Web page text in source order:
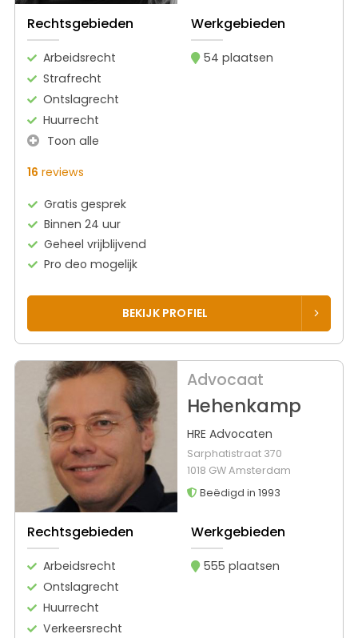
Rechtsgebieden
Arbeidsrecht
Strafrecht
Ontslagrecht
Huurrecht
Toon alle
Werkgebieden
54 plaatsen
16 reviews
Gratis gesprek
Binnen 24 uur
Geheel vrijblijvend
Pro deo mogelijk
BEKIJK PROFIEL
Advocaat
Hehenkamp
HRE Advocaten
Sarphatistraat 370
1018 GW Amsterdam
Beëdigd in 1993
Rechtsgebieden
Arbeidsrecht
Ontslagrecht
Huurrecht
Verkeersrecht
Werkgebieden
555 plaatsen